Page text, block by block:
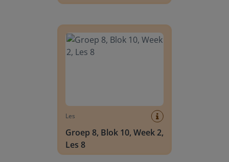
Les
Groep 8, Blok 10, Week 2,
Les 8